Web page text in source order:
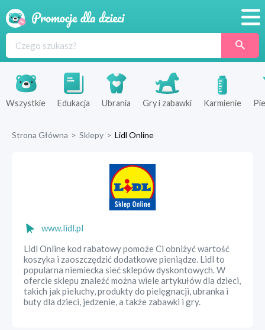
Produkty
Sklepy
Wszystkie Edukacja Ubrania Gry i zabawki Karmienie
Strona Główna > Sklepy > Lidl Online
www.lidl.pl
Lidl Online kod rabatowy pomoże Ci obniżyć wartość
koszyka i zaoszczędzić dodatkowe pieniądze. Lidl to
popularna niemiecka sieć sklepów dyskontowych. W
ofercie sklepu znaleźć można wiele artykułów dla dzieci,
takich jak pieluchy, produkty do pielęgnacji, ubranka i
buty dla dzieci, jedzenie, a także zabawki i gry.